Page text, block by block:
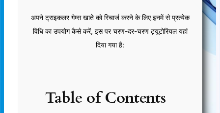
अपने ट्राइकलर गेम्स खाते को रिचार्ज करने के लिए इनमें से प्रत्येक
विधि का उपयोग कैसे करें, इस पर चरण-दर-चरण ट्यूटोरियल यहां
दिया गया है:
Table of Contents